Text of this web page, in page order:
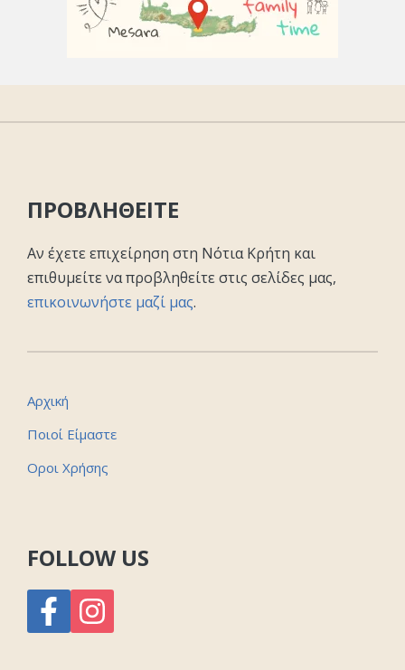
ΠΡΟΒΛΗΘΕΙΤΕ
Αν έχετε επιχείρηση στη Νότια Κρήτη και
επιθυμείτε να προβληθείτε στις σελίδες μας,
επικοινωνήστε μαζί μας.
Αρχική
Ποιοί Είμαστε
Οροι Χρήσης
FOLLOW US